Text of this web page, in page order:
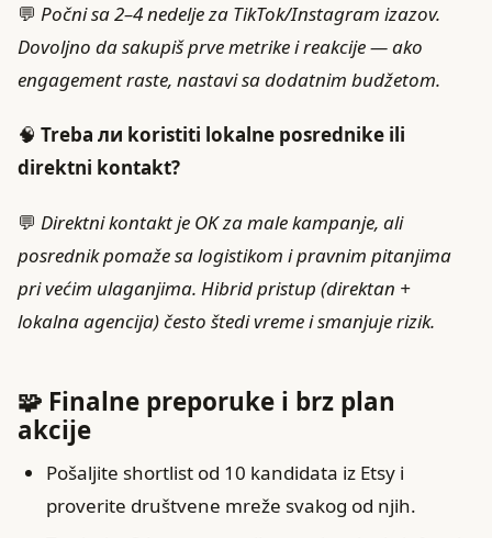
💬 Počni sa 2–4 nedelje za TikTok/Instagram izazov.
Dovoljno da sakupiš prve metrike i reakcije — ako
engagement raste, nastavi sa dodatnim budžetom.
🧠 Treba ли koristiti lokalne posrednike ili
direktni kontakt?
💬 Direktni kontakt je OK za male kampanje, ali
posrednik pomaže sa logistikom i pravnim pitanjima
pri većim ulaganjima. Hibrid pristup (direktan +
lokalna agencija) često štedi vreme i smanjuje rizik.
🧩 Finalne preporuke i brz plan
akcije
Pošaljite shortlist od 10 kandidata iz Etsy i
proverite društvene mreže svakog od njih.